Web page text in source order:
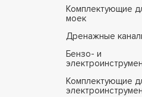
Комплектующие
моек
Дренажные
Бензо- и
Комплектующие